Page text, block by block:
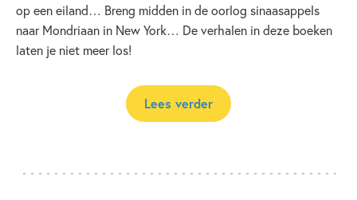
op een eiland… Breng midden in de oorlog sinaasappels
naar Mondriaan in New York… De verhalen in deze boeken
laten je niet meer los!
Lees verder